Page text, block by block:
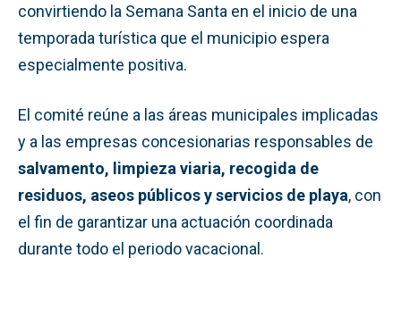
convirtiendo la Semana Santa en el inicio de una
temporada turística que el municipio espera
especialmente positiva.
El comité reúne a las áreas municipales implicadas
y a las empresas concesionarias responsables de
salvamento, limpieza viaria, recogida de
residuos, aseos públicos y servicios de playa, con
el fin de garantizar una actuación coordinada
durante todo el periodo vacacional.